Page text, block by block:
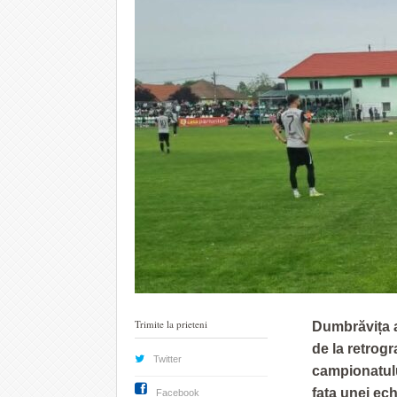
Dumbrăvița
de la
fața unei
Trimite la prieteni
Twitter
Facebook